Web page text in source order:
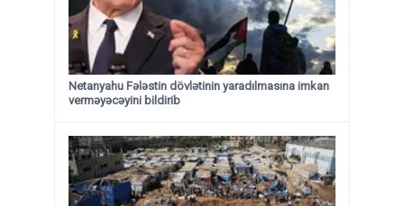
Netanyahu Fələstin dövlətinin yaradılmasına imkan
verməyəcəyini bildirib